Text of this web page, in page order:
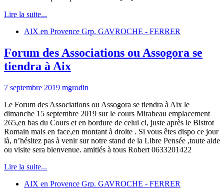
Lire la suite...
AIX en Provence Grp. GAVROCHE - FERRER
Forum des Associations ou Assogora se
tiendra à Aix
7 septembre 2019 mgrodin
Le Forum des Associations ou Assogora se tiendra à Aix le
dimanche 15 septembre 2019 sur le cours Mirabeau emplacement
265,en bas du Cours et en bordure de celui ci, juste après le Bistrot
Romain mais en face,en montant à droite . Si vous êtes dispo ce jour
là, n’hésitez pas à venir sur notre stand de la Libre Pensée ,toute aide
ou visite sera bienvenue. amitiés à tous Robert 0633201422
Lire la suite...
AIX en Provence Grp. GAVROCHE - FERRER